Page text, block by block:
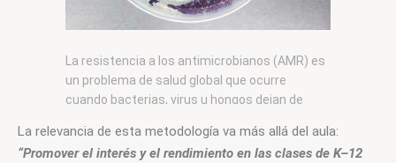
La resistencia a los antimicrobianos (AMR) es
un problema de salud global que ocurre
cuando bacterias, virus u hongos dejan de
para eliminarlos o contenerlos.
La relevancia de esta metodología va más allá del aula:
“Promover el interés y el rendimiento en las clases de K–12